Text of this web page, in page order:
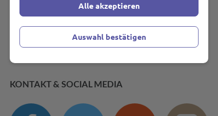
Den Inhalt dieser Seite als Download (PDF)
Seitenanfang
KONTAKT & SOCIAL MEDIA
Alle akzeptieren
Auswahl bestätigen